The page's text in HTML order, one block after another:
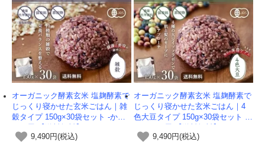
オーガニック酵素玄米 塩麹酵素で
じっくり寝かせた玄米ごはん｜雑
穀タイプ 150g×30袋セット -かわ
9,490円(税込)
オーガニック酵素玄米 塩麹酵素で
じっくり寝かせた玄米ごはん｜4
色大豆タイプ 150g×30袋セット -
9,490円(税込)